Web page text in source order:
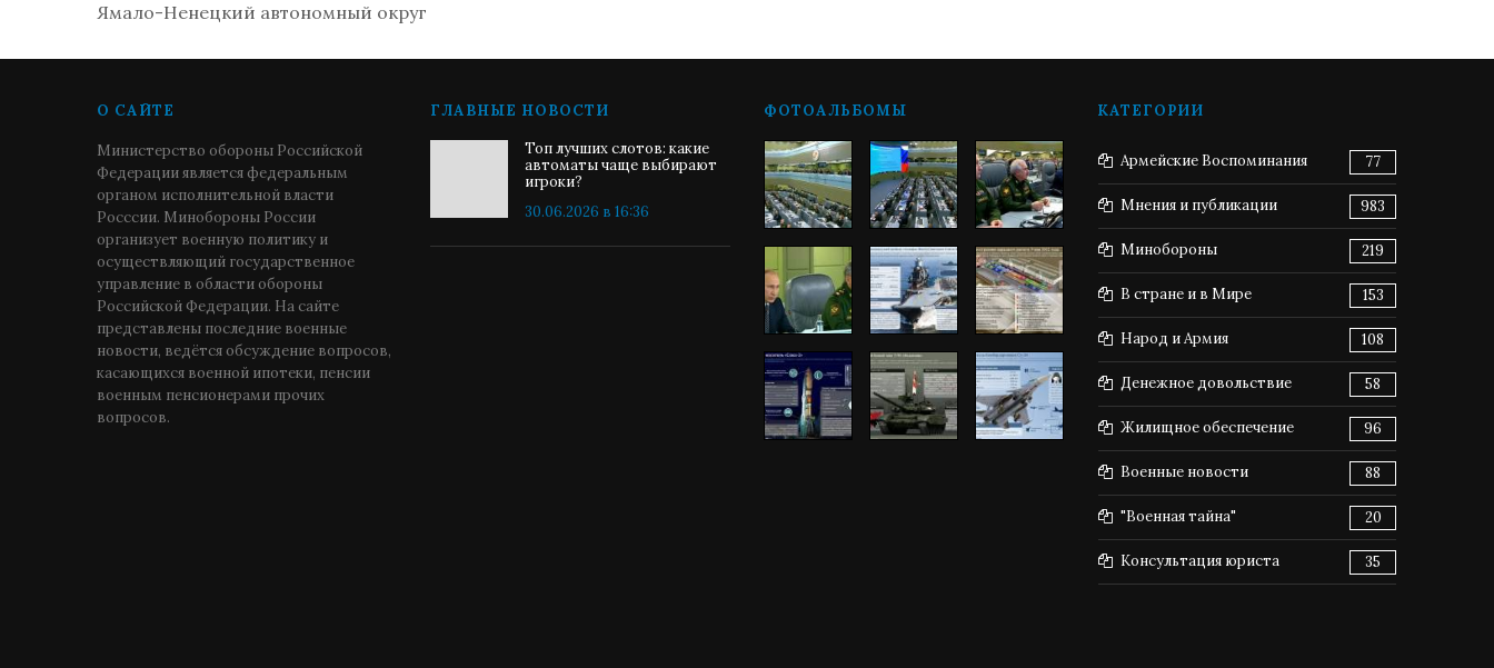
Ямало-Ненецкий автономный округ
О САЙТЕ
Министерство обороны Российской
Федерации является федеральным
органом исполнительной власти
Росссии. Минобороны России
организует военную политику и
осуществляющий государственное
управление в области обороны
Российской Федерации. На сайте
представлены последние военные
новости, ведётся обсуждение вопросов,
касающихся военной ипотеки, пенсии
военным пенсионерами прочих
вопросов.
ГЛАВНЫЕ НОВОСТИ
Топ лучших слотов: какие
автоматы чаще выбирают
игроки?
30.06.2026 в 16:36
ФОТОАЛЬБОМЫ КАТЕГОРИИ
Армейские Воспоминания 77
Мнения и публикации 983
Минобороны 219
В стране и в Мире 153
Народ и Армия 108
Денежное довольствие 58
Жилищное обеспечение 96
Военные новости 88
"Военная тайна" 20
Консультация юриста 35